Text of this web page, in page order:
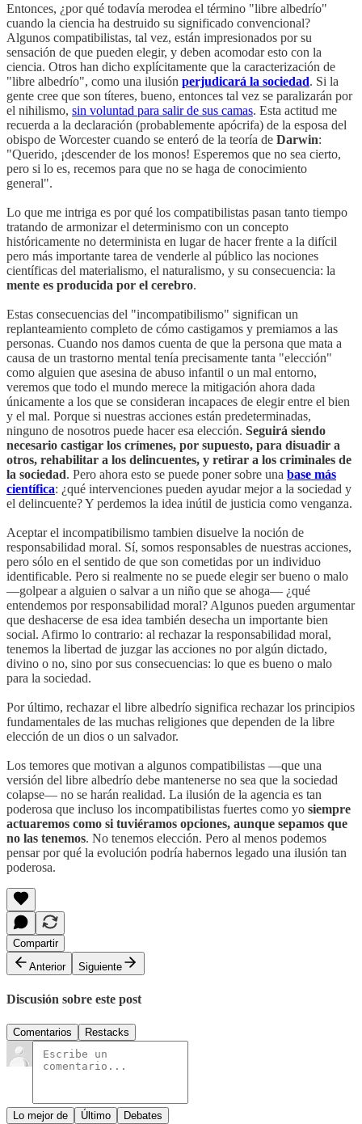
Entonces, ¿por qué todavía merodea el término "libre albedrío"
cuando la ciencia ha destruido su significado convencional?
Algunos compatibilistas, tal vez, están impresionados por su
sensación de que pueden elegir, y deben acomodar esto con la
ciencia. Otros han dicho explícitamente que la caracterización de
"libre albedrío", como una ilusión perjudicará la sociedad. Si la
gente cree que son títeres, bueno, entonces tal vez se paralizarán por
el nihilismo, sin voluntad para salir de sus camas. Esta actitud me
recuerda a la declaración (probablemente apócrifa) de la esposa del
obispo de Worcester cuando se enteró de la teoría de Darwin:
"Querido, ¡descender de los monos! Esperemos que no sea cierto,
pero si lo es, recemos para que no se haga de conocimiento
general".
Lo que me intriga es por qué los compatibilistas pasan tanto tiempo
tratando de armonizar el determinismo con un concepto
históricamente no determinista en lugar de hacer frente a la difícil
pero más importante tarea de venderle al público las nociones
científicas del materialismo, el naturalismo, y su consecuencia: la
mente es producida por el cerebro.
Estas consecuencias del "incompatibilismo" significan un
replanteamiento completo de cómo castigamos y premiamos a las
personas. Cuando nos damos cuenta de que la persona que mata a
causa de un trastorno mental tenía precisamente tanta "elección"
como alguien que asesina de abuso infantil o un mal entorno,
veremos que todo el mundo merece la mitigación ahora dada
únicamente a los que se consideran incapaces de elegir entre el bien
y el mal. Porque si nuestras acciones están predeterminadas,
ninguno de nosotros puede hacer esa elección. Seguirá siendo
necesario castigar los crímenes, por supuesto, para disuadir a
otros, rehabilitar a los delincuentes, y retirar a los criminales de
la sociedad. Pero ahora esto se puede poner sobre una base más
científica: ¿qué intervenciones pueden ayudar mejor a la sociedad y
el delincuente? Y perdemos la idea inútil de justicia como venganza.
Aceptar el incompatibilismo tambien disuelve la noción de
responsabilidad moral. Sí, somos responsables de nuestras acciones,
pero sólo en el sentido de que son cometidas por un individuo
identificable. Pero si realmente no se puede elegir ser bueno o malo
—golpear a alguien o salvar a un niño que se ahoga— ¿qué
entendemos por responsabilidad moral? Algunos pueden argumentar
que deshacerse de esa idea también desecha un importante bien
social. Afirmo lo contrario: al rechazar la responsabilidad moral,
tenemos la libertad de juzgar las acciones no por algún dictado,
divino o no, sino por sus consecuencias: lo que es bueno o malo
para la sociedad.
Por último, rechazar el libre albedrío significa rechazar los principios
fundamentales de las muchas religiones que dependen de la libre
elección de un dios o un salvador.
Los temores que motivan a algunos compatibilistas —que una
versión del libre albedrío debe mantenerse no sea que la sociedad
colapse— no se harán realidad. La ilusión de la agencia es tan
poderosa que incluso los incompatibilistas fuertes como yo siempre
actuaremos como si tuviéramos opciones, aunque sepamos que
no las tenemos. No tenemos elección. Pero al menos podemos
pensar por qué la evolución podría habernos legado una ilusión tan
poderosa.
Compartir
Anterior
Siguiente
Discusión sobre este post
Comentarios Restacks
Lo mejor de Último Debates